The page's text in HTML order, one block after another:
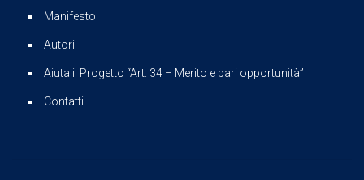
Manifesto
Autori
Aiuta il Progetto “Art. 34 – Merito e pari opportunità”
Contatti